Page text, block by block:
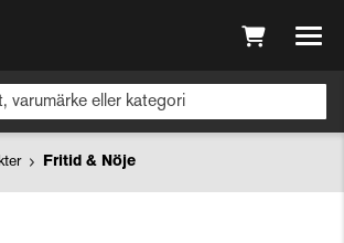
Fritid & Nöje